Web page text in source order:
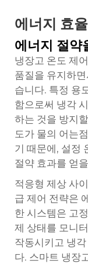
에너지 효
에너지 절약
냉장고 온도 제
품질을 유지하
습니다. 특정 용
함으로써 냉각
하는 것을 방지
도가 물의 어는
기 때문에, 설정
절약 효과를 얻
적응형 제상 사
급 제어 전략은
한 시스템은 고
제 상태를 모니
작동시키고 냉
다. 스마트 냉장